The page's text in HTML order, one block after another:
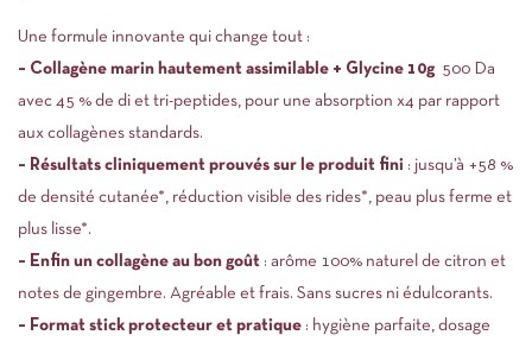
Une formule innovante qui change tout :
– Collagène marin hautement assimilable + Glycine 10g 500 Da
avec 45 % de di et tri-peptides, pour une absorption x4 par rapport
aux collagènes standards.
– Résultats cliniquement prouvés sur le produit fini : jusqu’à +58 %
de densité cutanée*, réduction visible des rides*, peau plus ferme et
plus lisse*.
– Enfin un collagène au bon goût : arôme 100% naturel de citron et
notes de gingembre. Agréable et frais. Sans sucres ni édulcorants.
– Format stick protecteur et pratique : hygiène parfaite, dosage